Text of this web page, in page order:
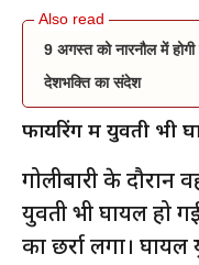
9 अगस्त को नारनौल में
देशभक्ति का संदेश
फायरिंग में युवती भी
गोलीबारी के दौरान
युवती भी घायल हो
का छर्रा लगा।